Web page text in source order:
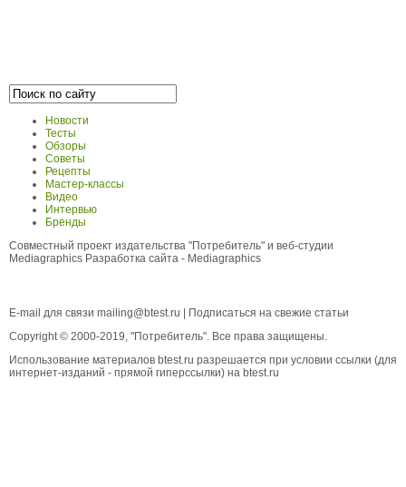
Новости
Тесты
Обзоры
Советы
Рецепты
Мастер-классы
Видео
Интервью
Бренды
Совместный проект издательства "Потребитель" и веб-студии
Mediagraphics Разработка сайта - Mediagraphics
E-mail для связи mailing@btest.ru
Подписаться на свежие статьи
Copyright © 2000-2019, "Потребитель". Все права защищены.
Использование материалов btest.ru разрешается при условии ссылки (для
интернет-изданий - прямой гиперссылки) на btest.ru